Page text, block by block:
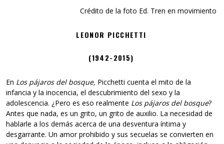
Crédito de la foto Ed. Tren en movimiento
LEONOR PICCHETTI
(1942-2015)
En Los pájaros del bosque, Picchetti cuenta el mito de la
infancia y la inocencia, el descubrimiento del sexo y la
adolescencia. ¿Pero es eso realmente Los pájaros del bosque?
Antes que nada, es un grito, un grito de auxilio. La necesidad de
hablarle a los demás acerca de una desventura íntima y
desgarrante. Un amor prohibido y sus secuelas se convierten en